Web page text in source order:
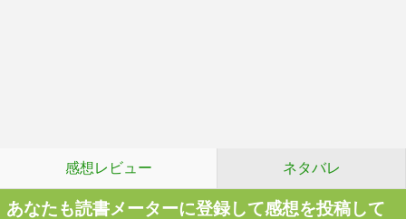
感想レビュー ネタバレ
あなたも読書メーターに登録して感想を投稿して